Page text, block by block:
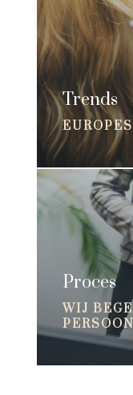
Trends
Proces
WIJ